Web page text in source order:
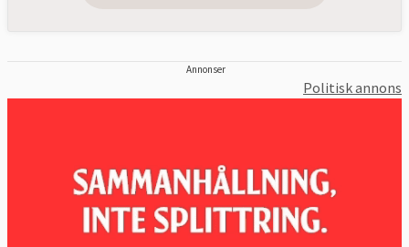
Annonser
Politisk annons